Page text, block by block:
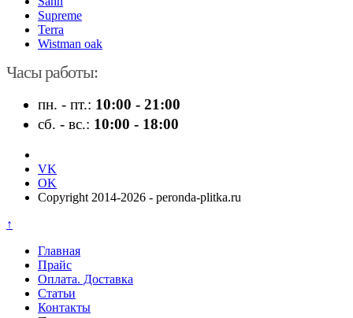
Supreme
Terra
Wistman oak
Часы работы:
пн. - пт.: 10:00 - 21:00
сб. - вс.: 10:00 - 18:00
VK
OK
Copyright 2014-2026 - peronda-plitka.ru
↑
Главная
Прайс
Оплата. Доставка
Статьи
Контакты